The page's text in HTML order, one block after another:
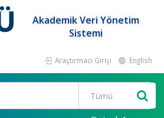
Akademik Veri Yönetim
Sistemi
Araştırmacı Girişi English